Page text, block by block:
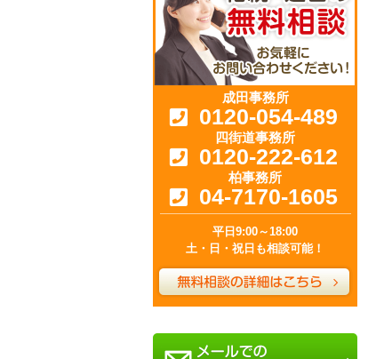
成田事務所
0120-054-489
四街道事務所
0120-222-612
柏事務所
04-7170-1605
平日9:00～18:00
土・日・祝日も相談可能！